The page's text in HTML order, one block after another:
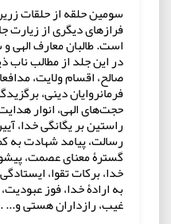
سومین حلقه از حلقات
فرازهای دیگری از زیارت
است. طالبان معارف الهی
در این جلد از مطالب ناب
صالح، اقسام ولایت،
فرمانروایان دینی،
حجت‌های الهی، انوار
راستین بر یگانگی خدا،
رسالت، پیامد شهادت به
گسترۀ معنای عصمت،
خدا، بركات تقوا،
به ارادۀ خدا، فوز
غیب، رازداران هستی و... .